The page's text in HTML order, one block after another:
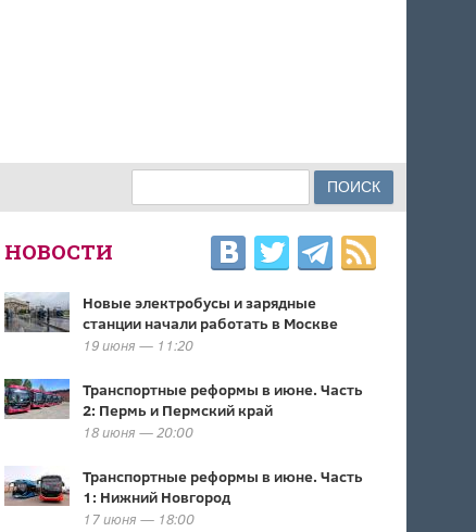
ФОРМА ПОИСКА
НОВОСТИ
Новые электробусы и зарядные
станции начали работать в Москве
19 июня — 11:20
Транспортные реформы в июне. Часть
2: Пермь и Пермский край
18 июня — 20:00
Транспортные реформы в июне. Часть
1: Нижний Новгород
17 июня — 18:00